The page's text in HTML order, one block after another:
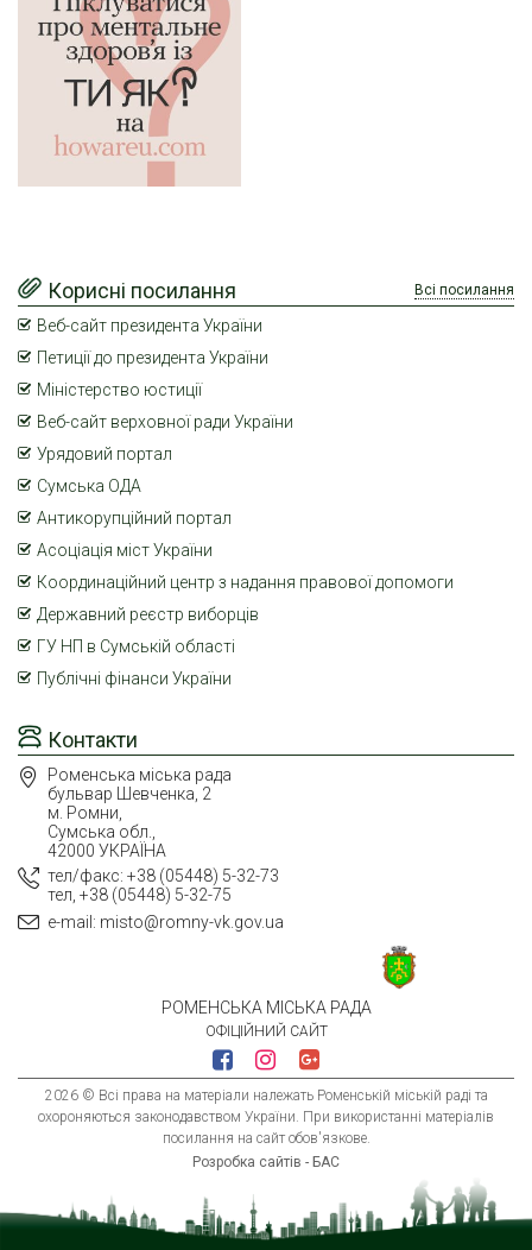
РОМЕНСЬКА МІСЬКА РАДА
ОФІЦІЙНИЙ САЙТ
2026 © Всі права на матеріали належать Роменській міській раді та
охороняються законодавством України. При використанні матеріалів
посилання на сайт обов'язкове.
Розробка сайтів - БАС
Контакти
Роменська міська рада
бульвар Шевченка, 2
м. Ромни,
Сумська обл.,
42000 УКРАЇНА
тел/факс: +38 (05448) 5-32-73
тел, +38 (05448) 5-32-75
e-mail: misto@romny-vk.gov.ua
Корисні посилання Всі посилання
Веб-сайт президента України
Петиції до президента України
Міністерство юстиції
Веб-сайт верховної ради України
Урядовий портал
Сумська ОДА
Антикорупційний портал
Асоціація міст України
Координаційний центр з надання правової допомоги
Державний реєстр виборців
ГУ НП в Сумській області
Публічні фінанси України